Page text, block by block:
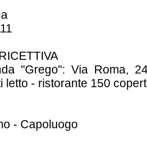
"Grego": Via Roma,
letto - ristorante 150
- Capoluogo